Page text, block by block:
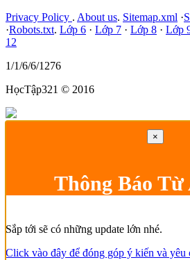
Privacy Policy . About us. Sitemap.xml ·
·Robots.txt. Lớp 6 · Lớp 7 · Lớp 8 · Lớp
12
1/1/6/6/1276
HọcTập321 © 2016
×
Thông Báo
Sắp tới sẽ có những update lớn nhé.
Click vào đây để đóng góp ý kiến và yêu